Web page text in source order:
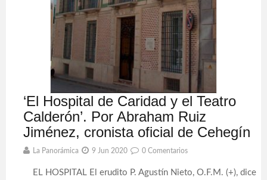
‘El Hospital de Caridad y el Teatro
Calderón’. Por Abraham Ruiz
Jiménez, cronista oficial de Cehegín
La Panorámica 9 Jun 2020 0 Comentarios
EL HOSPITAL El erudito P. Agustín Nieto, O.F.M. (+), dice